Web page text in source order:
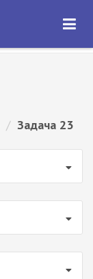
ОТКРЫТЬ
/ Задача 23